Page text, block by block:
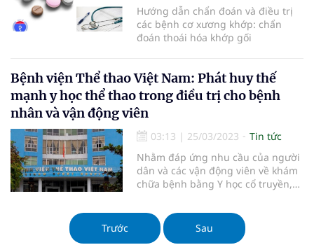
Hướng dẫn chẩn đoán và điều trị
các bệnh cơ xương khớp: chẩn
đoán thoái hóa khớp gối
Bệnh viện Thể thao Việt Nam: Phát huy thế
mạnh y học thể thao trong điều trị cho bệnh
nhân và vận động viên
03:13 | 25/03/2023
Tin tức
Nhằm đáp ứng nhu cầu của người
dân và các vận động viên về khám
chữa bệnh bằng Y học cổ truyền,
chung và Khoa Y học cổ truyền
(YHCT) nói riêng thời gian qua luôn
thực hiện tốt nhiệm vụ khám và
Trước Sau